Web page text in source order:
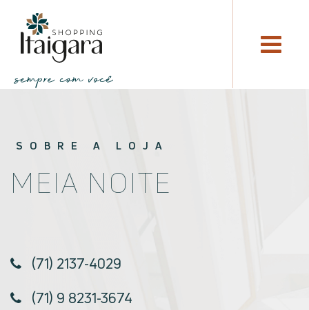
SOBRE A LOJA
MEIA NOITE
(71) 2137-4029
(71) 9 8231-3674